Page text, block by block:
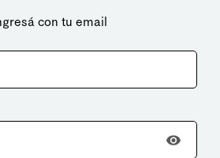
con tu email